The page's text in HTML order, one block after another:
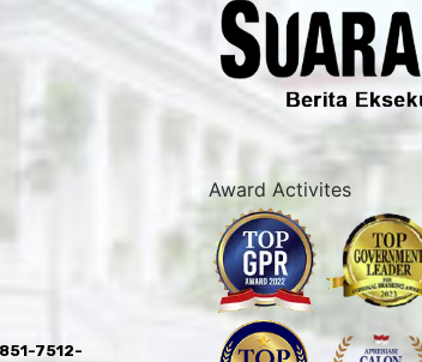
7512-
Award Activites